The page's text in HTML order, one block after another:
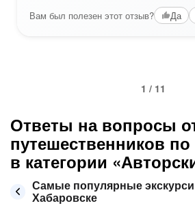
Вам был полезен этот отзыв? Да
1 / 11
Ответы на вопросы
путешественников
в категории
Самые популярные
Хабаровске